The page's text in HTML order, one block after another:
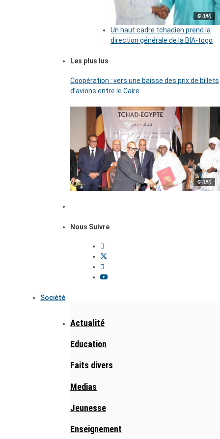
© (DR)
Un haut cadre tchadien prend la
direction générale de la BIA-togo
Les plus lus
Coopération : vers une baisse des prix de billets
d’avions entre le Caire
© (DR)
Nous Suivre
Société
Actualité
Education
Faits divers
Medias
Jeunesse
Enseignement